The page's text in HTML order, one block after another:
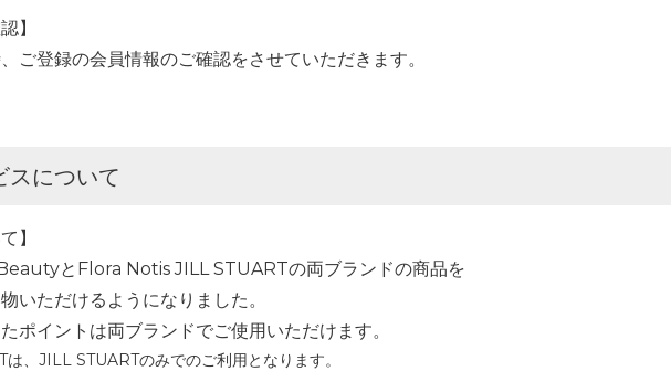
】
ご登録の会員情報のご確認をさせていただきます。
スについて
】
とFlora Notis JILL STUARTの両ブランドの商品を
いただけるようになりました。
ポイントは両ブランドでご使用いただけます。
、JILL STUARTのみでのご利用となります。